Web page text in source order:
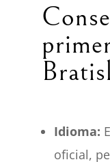
Idioma:
oficial,